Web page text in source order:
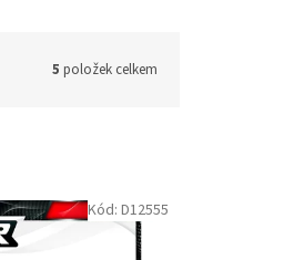
5 položek celkem
Kód: D12555